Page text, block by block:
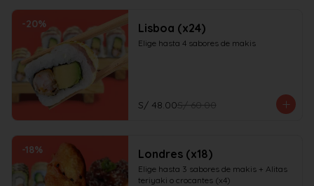
-20% Lisboa (x24)
Elige hasta 4 sabores de makis
S/ 48.00S/ 60.00
-18% Londres (x18)
Elige hasta 3 sabores de makis + Alitas
teriyaki o crocantes (x4)